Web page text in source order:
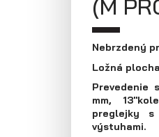
Prepravníky áut
(M
Nebrzdený
Ložná
Prevedenie
mm,
preglejky s
výstuhami.